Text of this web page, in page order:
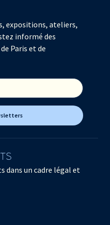
expositions, ateliers,
informé des
Paris et de
dans un cadre légal et